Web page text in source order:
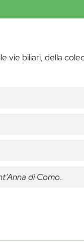
vie biliari, della
di Como.